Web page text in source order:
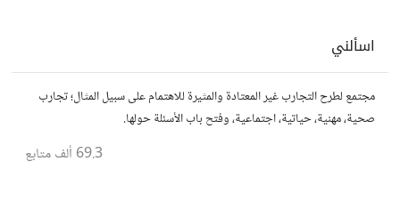
اسألني
مجتمع لطرح التجارب غير المعتادة والمثيرة للاهتمام على سبيل المثال؛ تجارب
صحية، مهنية، حياتية، اجتماعية، وفتح باب الأسئلة حولها.
69.3 ألف متابع